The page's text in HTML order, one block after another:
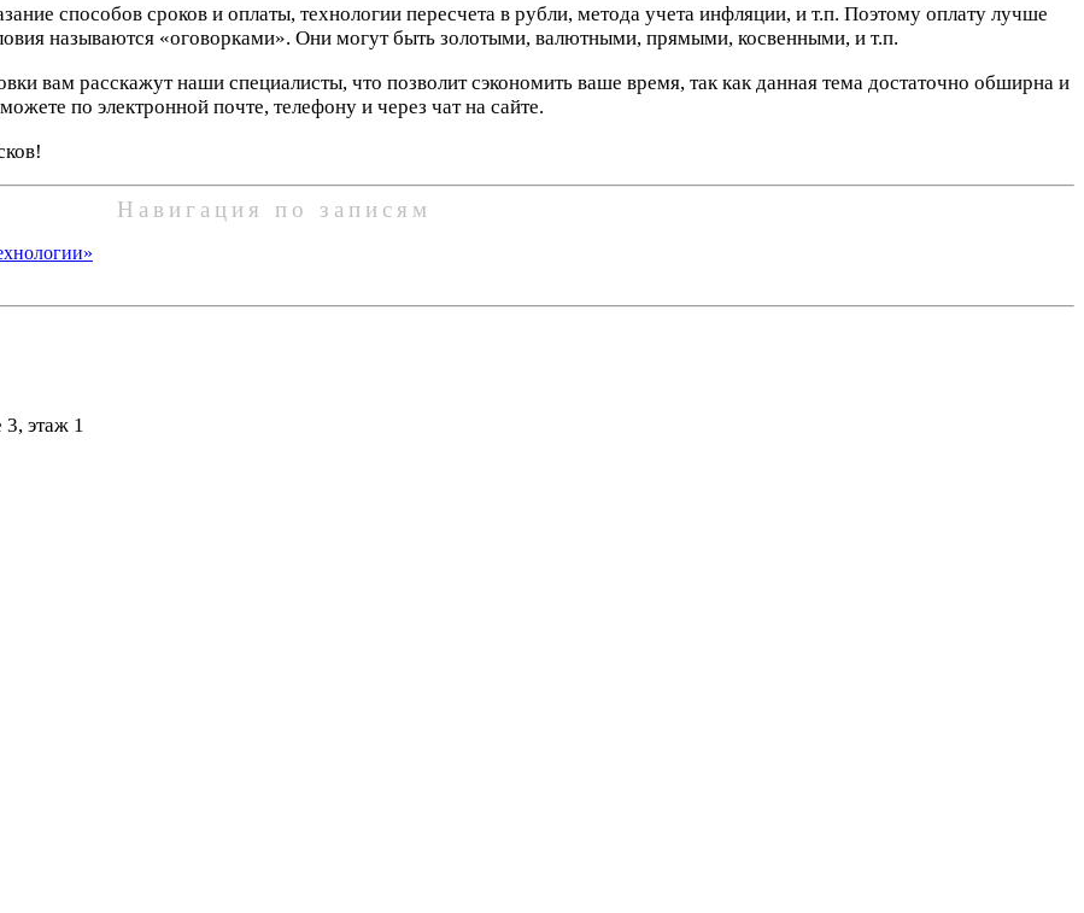
способов сроков и оплаты, технологии пересчета в рубли, метода учета инфляции, и т.п. Поэтому оплату лучше
называются «оговорками». Они могут быть золотыми, валютными, прямыми, косвенными, и т.п.
вам расскажут наши специалисты, что позволит сэкономить ваше время, так как данная тема достаточно обширна и
по электронной почте, телефону и через чат на сайте.
Навигация по записям
этаж 1